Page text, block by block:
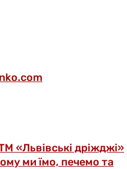
«Львівські дріжджі»
ми їмо, печемо та